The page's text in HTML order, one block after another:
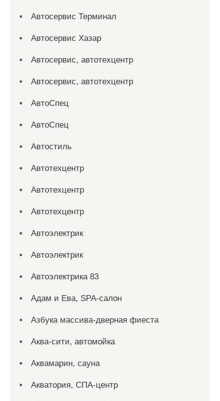
Автосервис Терминал
Автосервис Хазар
Автосервис, автотехцентр
Автосервис, автотехцентр
АвтоСпец
АвтоСпец
Автостиль
Автотехцентр
Автотехцентр
Автотехцентр
Автоэлектрик
Автоэлектрик
Автоэлектрика 83
Адам и Ева, SPA-салон
Азбука массива-дверная фиеста
Аква-сити, автомойка
Аквамарин, сауна
Акватория, СПА-центр